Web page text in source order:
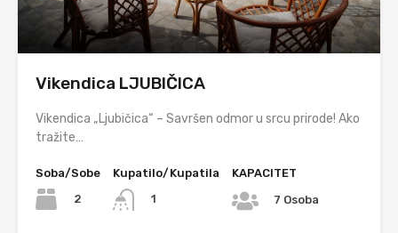
Vikendica LJUBIČICA
Vikendica „Ljubičica“ – Savršen odmor u srcu prirode! Ako
tražite…
Soba/Sobe
2
Kupatilo/Kupatila
1
KAPACITET
7 Osoba